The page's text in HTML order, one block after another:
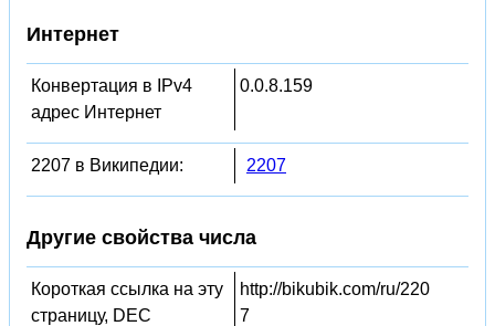
Интернет
Конвертация в IPv4
адрес Интернет
0.0.8.159
2207 в Википедии: 2207
Другие свойства числа
Короткая ссылка на эту
страницу, DEC
http://bikubik.com/ru/220
7